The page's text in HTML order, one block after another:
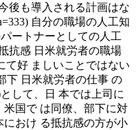
後も導入される計画はな
自分の職場の人工知
ートナーとしての人工
抗感 日米就労者の職場
て好 ましいことではない
下 日米就労者の仕事 の
して、日 本では上司に
国で は同僚、部下に対
おけ る抵抗感の方が小